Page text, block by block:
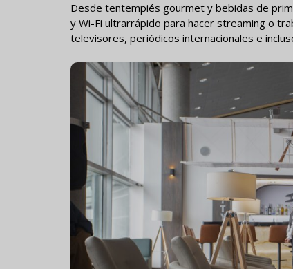
Desde tentempiés gourmet y bebidas de
y Wi-Fi ultrarrápido para hacer streaming o
televisores, periódicos internacionales e